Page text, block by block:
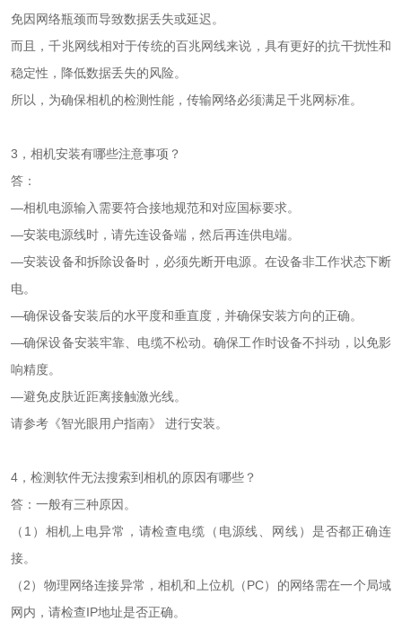
免因网络瓶颈而导致数据丢失或延迟。
而且，千兆网线相对于传统的百兆网线来说，具有更好的抗干扰性和
稳定性，降低数据丢失的风险。
所以，为确保相机的检测性能，传输网络必须满足千兆网标准。
3，相机安装有哪些注意事项？
答：
—相机电源输入需要符合接地规范和对应国标要求。
—安装电源线时，请先连设备端，然后再连供电端。
—安装设备和拆除设备时，必须先断开电源。在设备非工作状态下断
电。
—确保设备安装后的水平度和垂直度，并确保安装方向的正确。
—确保设备安装牢靠、电缆不松动。确保工作时设备不抖动，以免影
响精度。
—避免皮肤近距离接触激光线。
请参考《智光眼用户指南》 进行安装。
4，检测软件无法搜索到相机的原因有哪些？
答：一般有三种原因。
（1）相机上电异常，请检查电缆（电源线、网线）是否都正确连
接。
（2）物理网络连接异常，相机和上位机（PC）的网络需在一个局域
网内，请检查IP地址是否正确。